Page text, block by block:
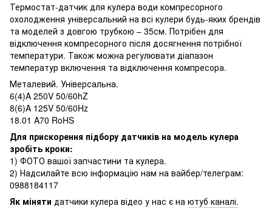
Термостат-датчик для кулера води компресорного
охолодження універсальний на всі кулери будь-яких брендів
та моделей з довгою трубкою – 35см. Потрібен для
відключення компресорного після досягнення потрібної
температури. Також можна регулювати діапазон
температур включення та відключення компресора.
Металевий. Універсальна.
6(4)A 250V 50/60hZ
8(6)A 125V 50/60Hz
18.01 A70 RoHS
Для прискорення підбору датчиків на модель кулера
зробіть кроки:
1) ФОТО вашої запчастини та кулера.
2) Надсилайте всю інформацію нам на вайбер/телеграм:
0988184117
Як міняти датчики кулера відео у нас є на ютуб каналі.